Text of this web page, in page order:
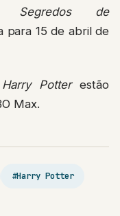
Segredos de
para 15 de abril de
Potterestão
Max.
#Harry Potter